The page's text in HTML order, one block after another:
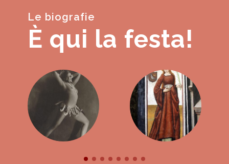
Le biografie
È qui la festa!